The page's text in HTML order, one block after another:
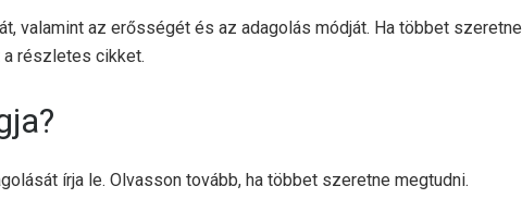
valamint az erősségét és az adagolás módját. Ha többet szeretne
részletes cikket.
írja le. Olvasson tovább, ha többet szeretne megtudni.